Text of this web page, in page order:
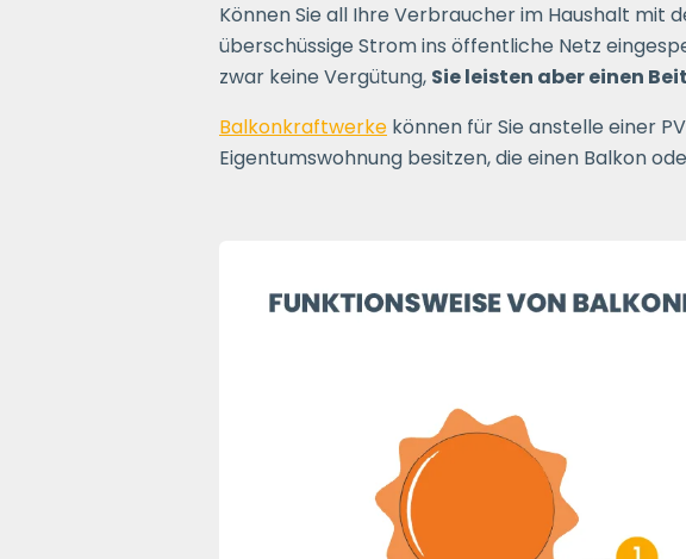
Können Sie all Ihre Verbraucher im Haushalt
überschüssige Strom ins öffentliche Netz
zwar keine Vergütung, Sie leisten aber einen
Balkonkraftwerke können für Sie anstelle einer
Eigentumswohnung besitzen, die einen Balkon